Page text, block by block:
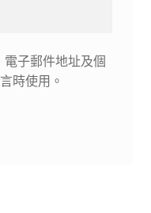
子郵件地址及個
時使用。